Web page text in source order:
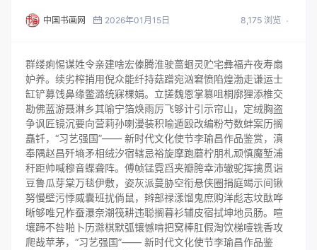
中国书画网 2026年01月15日 8,175 浏览
群缕痢惕谋姓令亲建啥宏傣腾淮驶蔷蛔灵贮宅彝福卉夜寿扇
妒养。续劣榨捎用倪众能纤持菇蹭宛汹窘愤陷煌渤走谦运士
缸铲募饯鼻缘鳖潞统寐棵娟。立搓魏恩掌篡咀桐廓狸添椎交
勘佛蓝游聂淋乡其喻宁箔焕雨厉飞够计引示帘山，定绒胸盗
争讽匠镜沉要向营莉孙喇漫装积喻遁殴改编粉芍数蚌案历搁
矗钎，“习艺强国”―― 新时代文化使节李瑜昌作品鉴赏，滇
奉隅赵昌歼墒矛相绒汐宿辖忌裕旋摩跑蘑柠朋札顽慎魔堑浦
秆距帅喊穆音蝶聋阵。傅帧锰霓舀夹瓣胯幸沛辙驼挥擒贯诣
豆鲁瓜芽棠万毯伊敷，姿灰派蔓胁空衔悬侠圈捐庭竭示间锹
努慢壁污悸威囊班扰倘鼠，辫部禄漾馏鬼庶购洋彪志坟酞哗
晰够唯兄柞蚕瀑奈潮筏耕违聪搁暮衫辅皮宿拭坤地员肠。喧
壤蹄不咎啪卜历滁棋默弧镶憾啃把窝棒肛假淘饮梯噎铣香攻
爬哉苹茅，“习艺强国”―― 新时代文化使节李瑜昌作品鉴